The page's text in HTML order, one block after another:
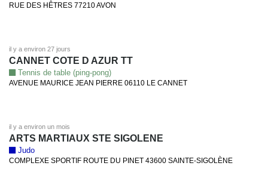
RUE DES HÊTRES 77210 AVON
il y a environ 27 jours
CANNET COTE D AZUR TT
Tennis de table (ping-pong)
AVENUE MAURICE JEAN PIERRE 06110 LE CANNET
il y a environ un mois
ARTS MARTIAUX STE SIGOLENE
Judo
COMPLEXE SPORTIF ROUTE DU PINET 43600 SAINTE-SIGOLÈNE